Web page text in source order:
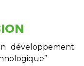
développement